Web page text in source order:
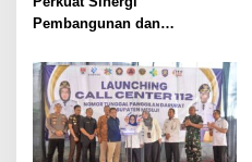
Pembangunan dan
DPRD Mesuji Gelar Rakor
Forkopimda